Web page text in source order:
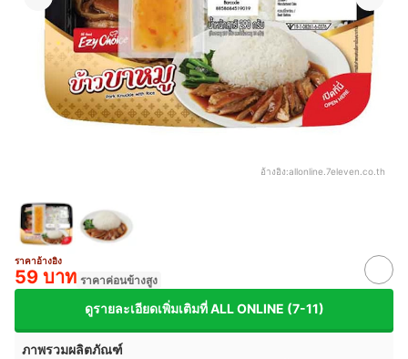
อ้างอิง:allonline.7eleven.co.th
ราคาอ้างอิง
59 บาท ราคาค่อนข้างสูง
ดูรายละเอียดเพิ่มเติมที่ ALL ONLINE (7-11)
ภาพรวมผลิตภัณฑ์